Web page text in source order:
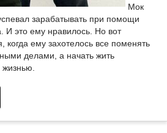
Мок
зарабатывать при помощи
И это ему нравилось. Но вот
ему захотелось все поменять
делами, а начать жить